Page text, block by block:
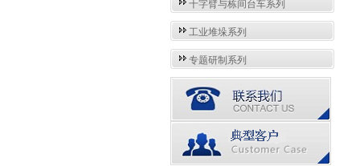
十字臂与栋间台车系列
工业堆垛系列
专题研制系列